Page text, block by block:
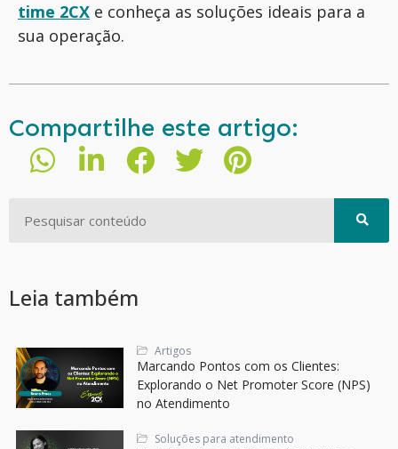
time 2CX e conheça as soluções ideais para a
sua operação.
Compartilhe este artigo:
Leia também
Artigos
Marcando Pontos com os Clientes:
Explorando o Net Promoter Score (NPS)
no Atendimento
Soluções para atendimento